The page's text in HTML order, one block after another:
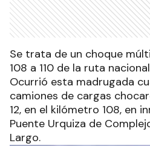
Se trata de un choque
108 a 110 de la ruta
Ocurrió esta madrugada
camiones de cargas
12, en el kilómetro 108, en
Puente Urquiza de
Largo.